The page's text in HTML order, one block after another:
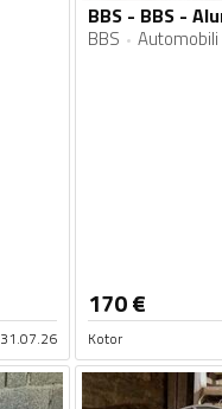
31.07.26
BBS Automobili
170€
Kotor